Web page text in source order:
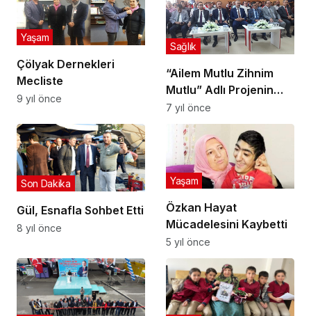
Çölyak Dernekleri
Mecliste
Yaşam
9 yıl önce
“Ailem Mutlu Zihnim
Mutlu” Adlı Projenin
Açılışı Yapıldı
Sağlık
7 yıl önce
Gül, Esnafla Sohbet Etti
Son Dakika
8 yıl önce
Özkan Hayat
Mücadelesini Kaybetti
Yaşam
5 yıl önce